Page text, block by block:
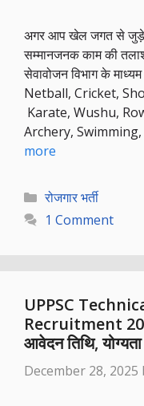
अगर आप खेल जगत से जुड़े
सम्मानजनक काम की
सेवावोजन विभाग के
Netball, Cricket,
Karate, Wushu,
Archery,
more
Categories
रोजगार भर्ती
1 Comment
UPPSC
Recruitment
आवेदन तिथि,
December 28, 2025